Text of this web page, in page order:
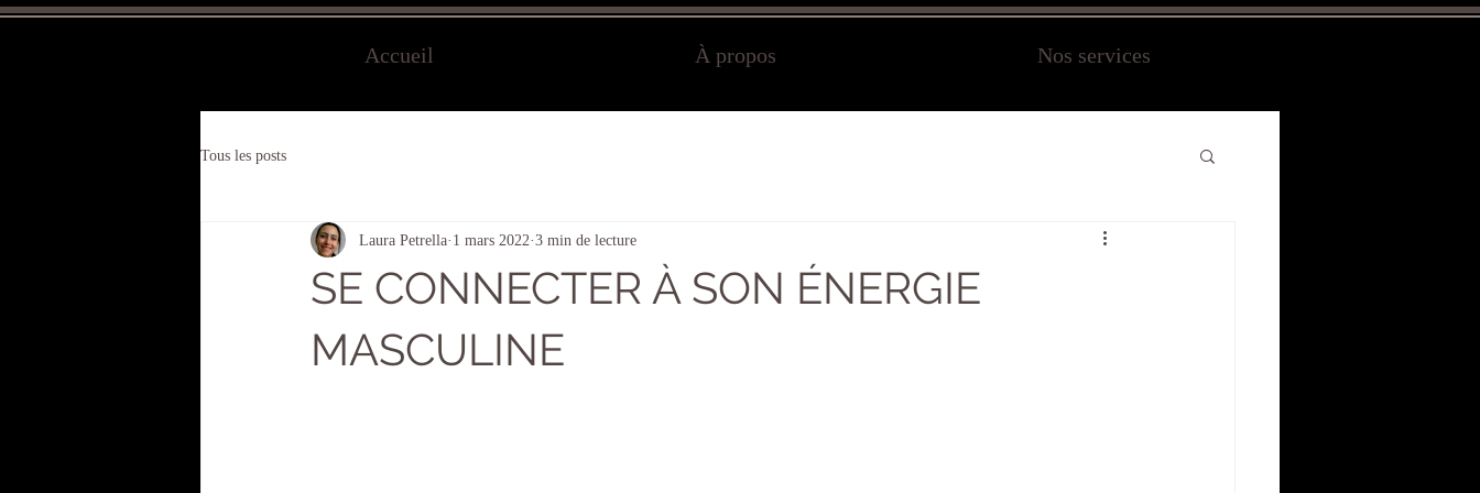
Accueil À propos Nos services
Tous les posts
SE CONNECTER À SON ÉNERGIE
MASCULINE
Laura Petrella 1 mars 2022 3 min de lecture